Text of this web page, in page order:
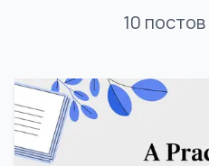
10 постов